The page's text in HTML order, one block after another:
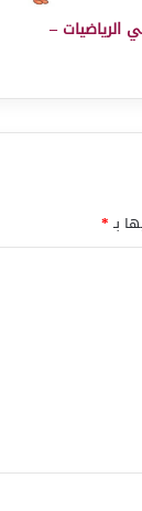
الرياضيات –
بـ*